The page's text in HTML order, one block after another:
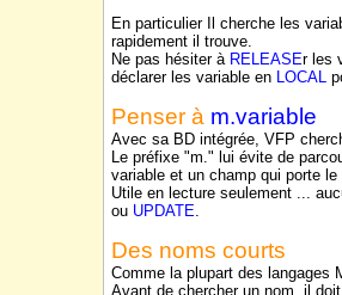
En particulier Il cherche les
rapidement il trouve.
Ne pas hésiter à RELEASEr les
déclarer les variable en LOCAL
Penser à m.variable
Avec sa BD intégrée, VFP
Le préfixe "m." lui évite de
variable et un champ qui porte
Utile en lecture seulement ...
ou UPDATE
Des noms courts
Comme la plupart des langages
Avant de chercher un nom, il